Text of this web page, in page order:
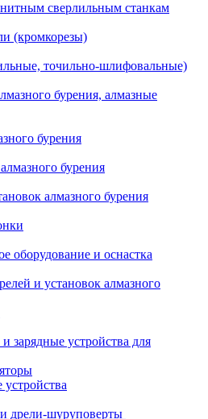
сверлильным станкам
(кромкорезы)
точильно-шлифовальные)
бурения, алмазные
бурения
бурения
алмазного бурения
оборудование и оснастка
и установок алмазного
зарядные устройства для
устройства
дрели-шуруповерты